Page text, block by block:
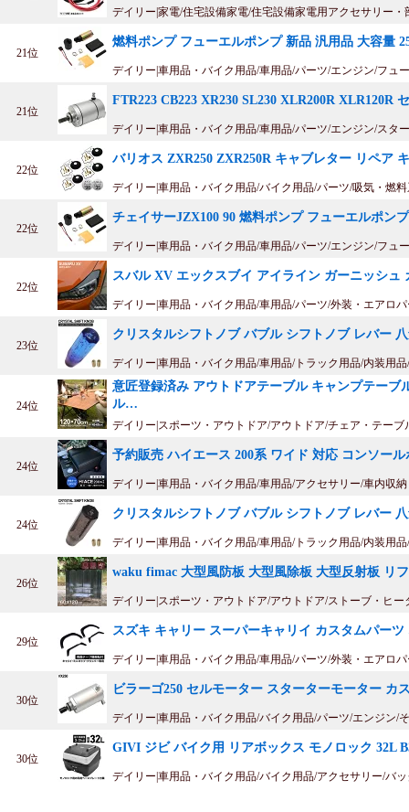
デイリー|家電/住宅設備家電/住宅設備家電用アクセサリー
21位
燃料ポンプ フューエルポンプ 新品 汎用品 大容量
デイリー|車用品・バイク用品/車用品/パーツ/エンジン/フュ
21位
FTR223 CB223 XR230 SL230 XLR200R XLR120R
デイリー|車用品・バイク用品/車用品/パーツ/エンジン/スタ
22位
バリオス ZXR250 ZXR250R キャブレター リペア
デイリー|車用品・バイク用品/バイク用品/パーツ/吸気・燃
22位
チェイサーJZX100 90 燃料ポンプ フューエルポン
デイリー|車用品・バイク用品/車用品/パーツ/エンジン/フュ
22位
スバル XV エックスブイ アイライン ガーニッシ
デイリー|車用品・バイク用品/車用品/パーツ/外装・エアロ
23位
クリスタルシフトノブ バブル シフトノブ レバー
デイリー|車用品・バイク用品/車用品/トラック用品/内装用
24位
意匠登録済み アウトドアテーブル キャンプテー
ル…
デイリー|スポーツ・アウトドア/アウトドア/チェア・テー
24位
予約販売 ハイエース 200系 ワイド 対応 コンソー
デイリー|車用品・バイク用品/車用品/アクセサリー/車内収
24位
クリスタルシフトノブ バブル シフトノブ レバー
デイリー|車用品・バイク用品/車用品/トラック用品/内装用
26位
waku fimac 大型風防板 大型風除板 大型反射板 リ
デイリー|スポーツ・アウトドア/アウトドア/ストーブ・ヒー
29位
スズキ キャリー スーパーキャリイ カスタムパー
デイリー|車用品・バイク用品/車用品/パーツ/外装・エアロ
30位
ビラーゴ250 セルモーター スターターモーター カ
デイリー|車用品・バイク用品/バイク用品/パーツ/エンジン/
30位
GIVI ジビ バイク用 リアボックス モノロック 32L
デイリー|車用品・バイク用品/バイク用品/アクセサリー/バ